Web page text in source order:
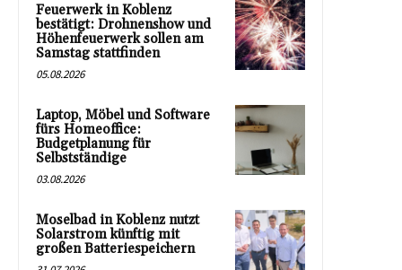
Feuerwerk in Koblenz
bestätigt: Drohnenshow und
Höhenfeuerwerk sollen am
Samstag stattfinden
05.08.2026
Laptop, Möbel und Software
fürs Homeoffice:
Budgetplanung für
Selbstständige
03.08.2026
Moselbad in Koblenz nutzt
Solarstrom künftig mit
großen Batteriespeichern